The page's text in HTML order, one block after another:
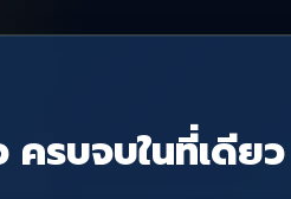
รบจบในที่เดียว